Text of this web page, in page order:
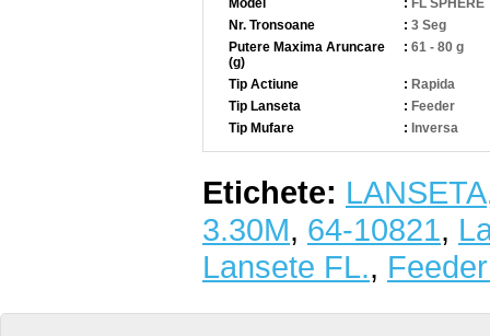
Model
: FL SPHERE
Nr. Tronsoane
: 3 Seg
Putere Maxima Aruncare
(g)
: 61 - 80 g
Tip Actiune : Rapida
Tip Lanseta
: Feeder
Tip Mufare
: Inversa
Etichete: LANSETA
3.30M, 64-10821,
Lansete FL.,